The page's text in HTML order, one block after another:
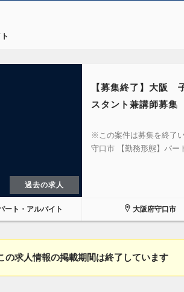
過去の求人
【募集終了】大阪
スタント兼講師募集
※この案件は募集を終了
守口市 【勤務形態】パ
ート・アルバイト 大阪府守口市
の求人情報の掲載期間は終了しています